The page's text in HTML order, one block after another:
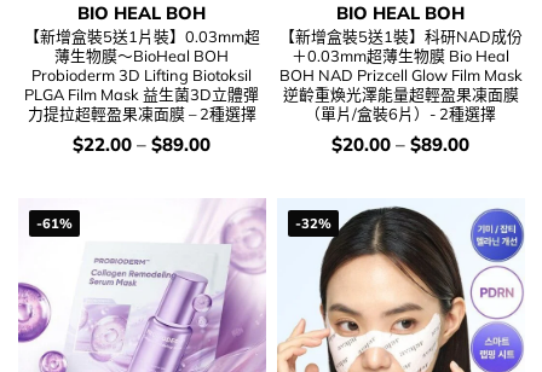
BIO HEAL BOH
【新增盒裝5送1片裝】0.03mm超
薄生物膜～BioHeal BOH
Probioderm 3D Lifting Biotoksil
PLGA Film Mask 益生菌3D立體彈
力提拉超輕盈果凍面膜 – 2種選擇
價
錢：
$22.00 – $89.00
BIO HEAL BOH
【新增盒裝5送1裝】科研NAD成份
＋0.03mm超薄生物膜 Bio Heal
BOH NAD Prizcell Glow Film Mask
逆齡重煥光澤能量超輕盈果凍面膜
（單片/盒裝6片）- 2種選擇
價
錢：
$20.00 – $89.00
-61% -32%